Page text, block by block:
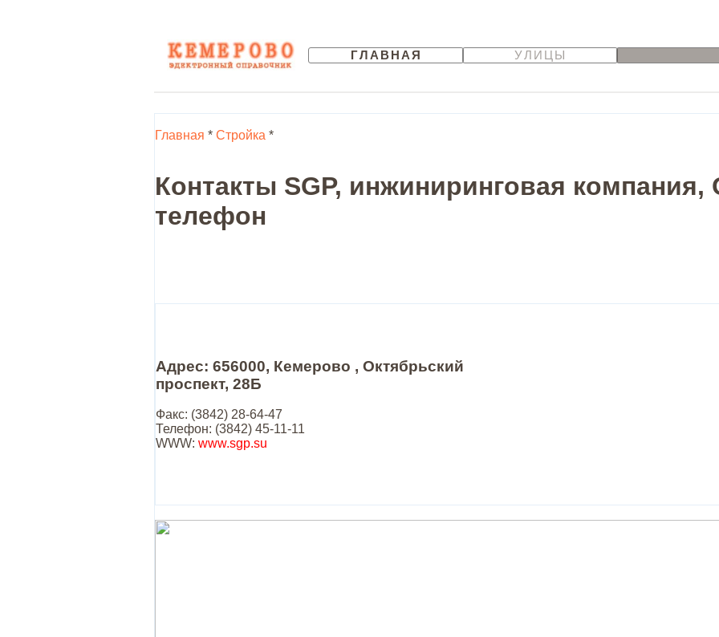
ГЛАВНАЯ УЛИЦЫ
Главная * Стройка *
Контакты SGP, инжиниринговая
телефон
Адрес: 656000, Кемерово , Октябрьский
проспект, 28Б
Факс: (3842) 28-64-47
Телефон: (3842) 45-11-11
WWW: www.sgp.su